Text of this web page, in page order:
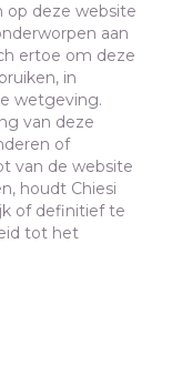
op deze website
aan
ertoe om deze
in
wetgeving.
van deze
of
van de website
houdt Chiesi
of definitief te
tot het